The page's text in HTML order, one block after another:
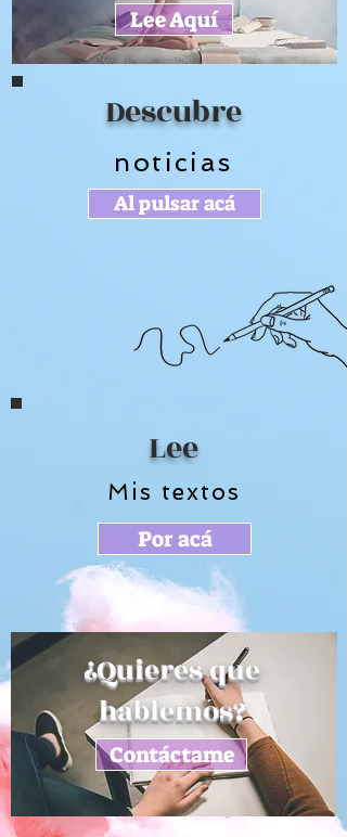
Lee Aquí
Descubre
noticias
Al pulsar acá
Lee
Mis textos
Por acá
¿Quieres que
hablemos?
Contáctame